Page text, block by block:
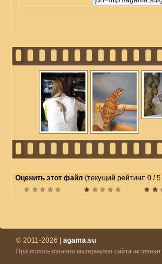
Оценить этот файл (текущий рейтинг: 0 /
© 2011-2026 | agama.su
При использовании материалов сайта